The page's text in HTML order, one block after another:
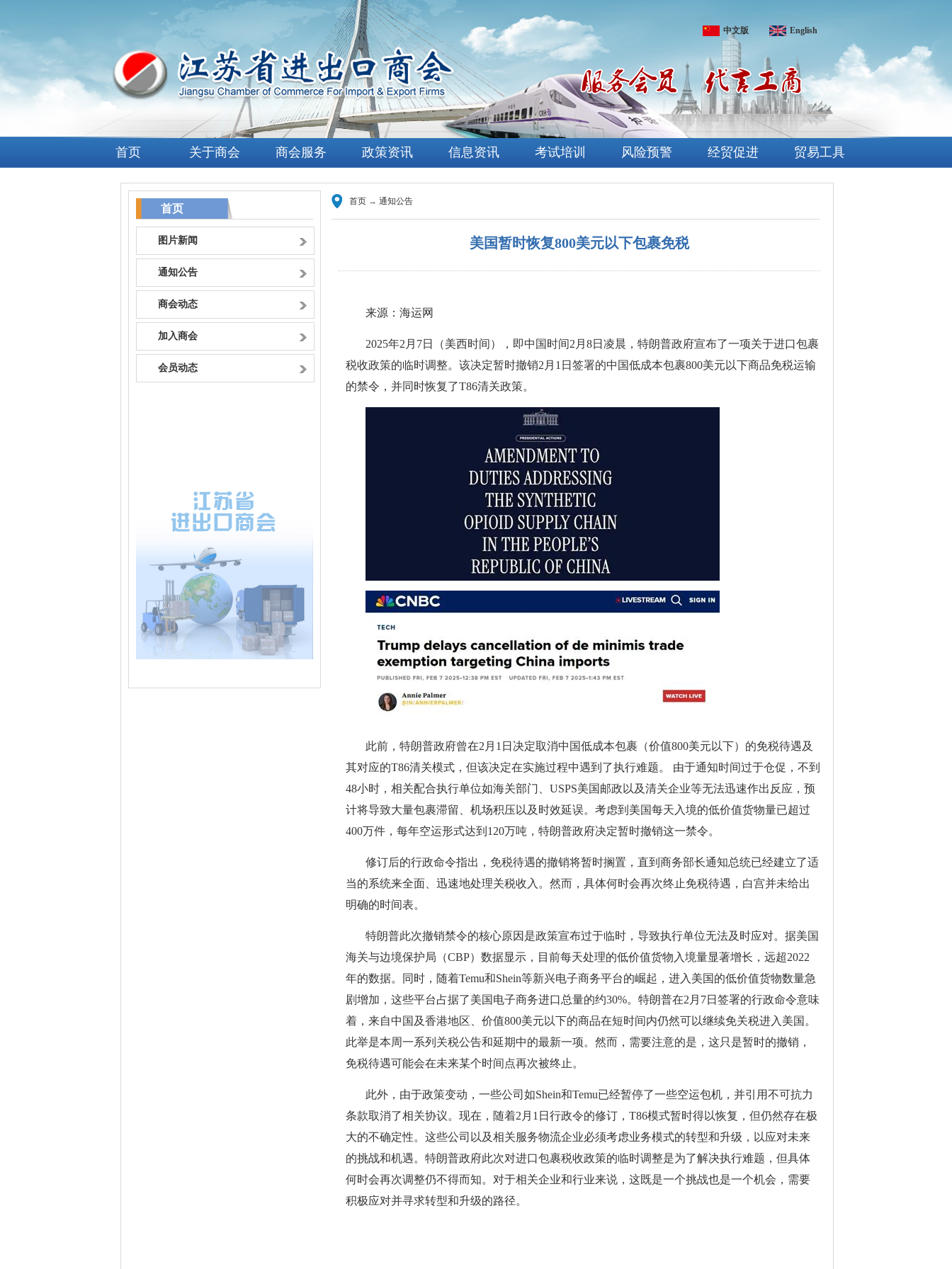
中文版 English
首页 关于商会 商会服务 政策资讯 信息资讯 考试培训 风险预警 经贸促进 贸易工具
首页
图片新闻
通知公告
商会动态
加入商会
会员动态
首页→ 通知公告
美国暂时恢复800美元以下包裹免税
来源：海运网
2025年2月7日（美西时间），即中国时间2月8日凌晨，特朗普政府宣布了一项关于进口包裹
税收政策的临时调整。该决定暂时撤销2月1日签署的中国低成本包裹800美元以下商品免税运输
的禁令，并同时恢复了T86清关政策。
此前，特朗普政府曾在2月1日决定取消中国低成本包裹（价值800美元以下）的免税待遇及
其对应的T86清关模式，但该决定在实施过程中遇到了执行难题。 由于通知时间过于仓促，不到
48小时，相关配合执行单位如海关部门、USPS美国邮政以及清关企业等无法迅速作出反应，预
计将导致大量包裹滞留、机场积压以及时效延误。考虑到美国每天入境的低价值货物量已超过
400万件，每年空运形式达到120万吨，特朗普政府决定暂时撤销这一禁令。
修订后的行政命令指出，免税待遇的撤销将暂时搁置，直到商务部长通知总统已经建立了适
当的系统来全面、迅速地处理关税收入。然而，具体何时会再次终止免税待遇，白宫并未给出
明确的时间表。
特朗普此次撤销禁令的核心原因是政策宣布过于临时，导致执行单位无法及时应对。据美国
海关与边境保护局（CBP）数据显示，目前每天处理的低价值货物入境量显著增长，远超2022
年的数据。同时，随着Temu和Shein等新兴电子商务平台的崛起，进入美国的低价值货物数量急
剧增加，这些平台占据了美国电子商务进口总量的约30%。特朗普在2月7日签署的行政命令意味
着，来自中国及香港地区、价值800美元以下的商品在短时间内仍然可以继续免关税进入美国。
此举是本周一系列关税公告和延期中的最新一项。然而，需要注意的是，这只是暂时的撤销，
免税待遇可能会在未来某个时间点再次被终止。
此外，由于政策变动，一些公司如Shein和Temu已经暂停了一些空运包机，并引用不可抗力
条款取消了相关协议。现在，随着2月1日行政令的修订，T86模式暂时得以恢复，但仍然存在极
大的不确定性。这些公司以及相关服务物流企业必须考虑业务模式的转型和升级，以应对未来
的挑战和机遇。特朗普政府此次对进口包裹税收政策的临时调整是为了解决执行难题，但具体
何时会再次调整仍不得而知。对于相关企业和行业来说，这既是一个挑战也是一个机会，需要
积极应对并寻求转型和升级的路径。